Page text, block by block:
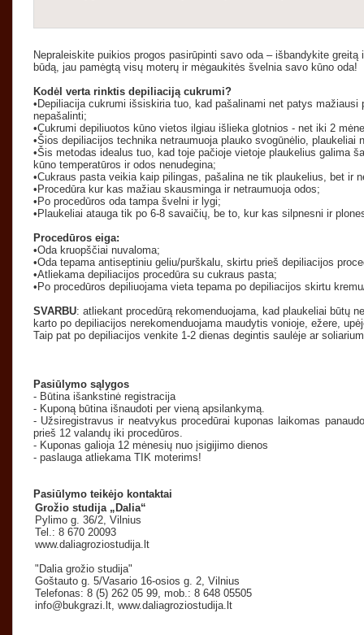
Nepraleiskite puikios progos pasirūpinti savo oda – išbandykite
būdą, jau pamėgtą visų moterų ir mėgaukitės švelnia savo kūno oda!
Kodėl verta rinktis depiliaciją cukrumi?
•Depiliacija cukrumi išsiskiria tuo, kad pašalinami net patys
nepašalinti;
•Cukrumi depiliuotos kūno vietos ilgiau išlieka glotnios - net iki 2
•Šios depiliacijos technika netraumuoja plauko svogūnėlio, plaukeliai
•Šis metodas idealus tuo, kad toje pačioje vietoje plaukelius galima
kūno temperatūros ir odos nenudegina;
•Cukraus pasta veikia kaip pilingas, pašalina ne tik plaukelius, bet ir
•Procedūra kur kas mažiau skausminga ir netraumuoja odos;
•Po procedūros oda tampa švelni ir lygi;
•Plaukeliai atauga tik po 6-8 savaičių, be to, kur kas silpnesni ir
Procedūros eiga:
•Oda kruopščiai nuvaloma;
•Oda tepama antiseptiniu geliu/purškalu, skirtu prieš depiliacijos
•Atliekama depiliacijos procedūra su cukraus pasta;
•Po procedūros depiliuojama vieta tepama po depiliacijos skirtu
SVARBU: atliekant procedūrą rekomenduojama, kad plaukeliai būtų
karto po depiliacijos nerekomenduojama maudytis vonioje, ežere,
Taip pat po depiliacijos venkite 1-2 dienas degintis saulėje ar
Pasiūlymo sąlygos
- Būtina išankstinė registracija
- Kuponą būtina išnaudoti per vieną apsilankymą.
- Užsiregistravus ir neatvykus procedūrai kuponas laikomas
prieš 12 valandų iki procedūros.
- Kuponas galioja 12 mėnesių nuo įsigijimo dienos
- paslauga atliekama TIK moterims!
Pasiūlymo teikėjo kontaktai
Grožio studija „Dalia“
Pylimo g. 36/2, Vilnius
Tel.: 8 670 20093
www.daliagroziostudija.lt
"Dalia grožio studija"
Goštauto g. 5/Vasario 16-osios g. 2, Vilnius
Telefonas: 8 (5) 262 05 99, mob.: 8 648 05505
info@bukgrazi.lt, www.daliagroziostudija.lt